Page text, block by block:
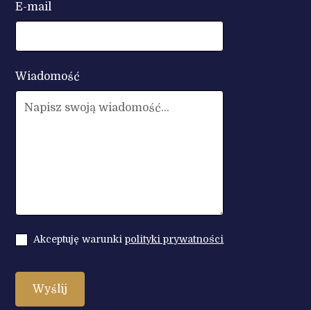
E-mail
Wiadomość
Akceptuję warunkipolityki prywatności